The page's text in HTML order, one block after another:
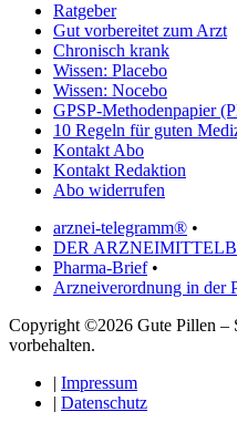
Ratgeber
Gut vorbereitet zum Arzt
Chronisch krank
Wissen: Placebo
Wissen: Nocebo
GPSP-Methodenpapier
10 Regeln für guten
Kontakt Abo
Kontakt Redaktion
Abo widerrufen
arznei-telegramm® •
DER
Pharma-Brief•
Arzneiverordnung in der
Copyright ©2026 Gute Pillen –
vorbehalten.
| Impressum
| Datenschutz